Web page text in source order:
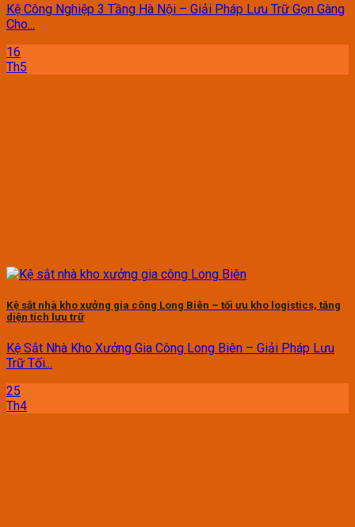
Kệ Công Nghiệp 3 Tầng Hà Nội – Giải Pháp Lưu Trữ Gọn Gàng
Cho...
16
Th5
Kệ sắt nhà kho xưởng gia công Long Biên – tối ưu kho logistics, tăng
diện tích lưu trữ
Kệ Sắt Nhà Kho Xưởng Gia Công Long Biên – Giải Pháp Lưu
Trữ Tối...
25
Th4